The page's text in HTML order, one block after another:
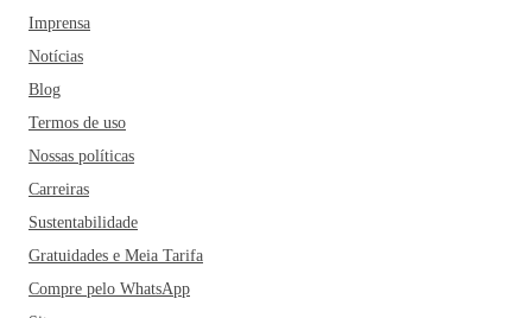
Imprensa
Notícias
Blog
Termos de uso
Nossas políticas
Carreiras
Sustentabilidade
Gratuidades e Meia Tarifa
Compre pelo WhatsApp